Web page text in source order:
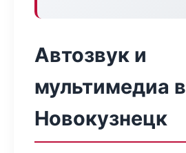
Автозвук и
мультимедиа в
Новокузнецк